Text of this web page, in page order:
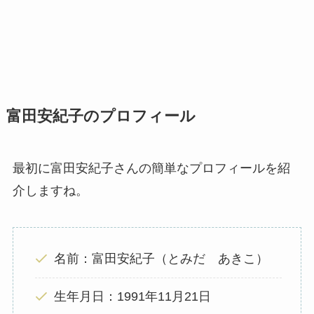
富田安紀子のプロフィール
最初に富田安紀子さんの簡単なプロフィールを紹
介しますね。
名前：富田安紀子（とみだ あきこ）
生年月日：1991年11月21日